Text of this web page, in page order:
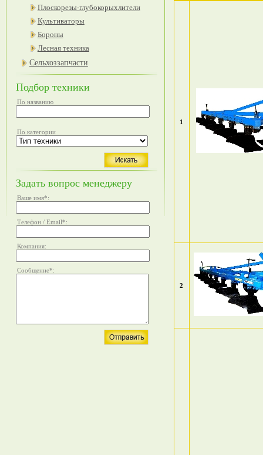
Плоскорезы-глубокорыхлители
Культиваторы
Бороны
Лесная техника
Сельхоззапчасти
Подбор техники
По названию
По категории
Задать вопрос менеджеру
Ваше имя*:
Телефон / Email*:
Компания:
Сообщение*:
1
2